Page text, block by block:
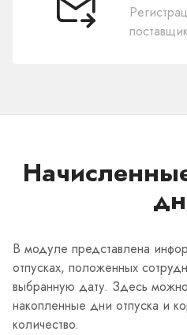
В модуле представлена
отпусках, положенных
выбранную дату. Здесь
накопленные дни отпуска и
количество.